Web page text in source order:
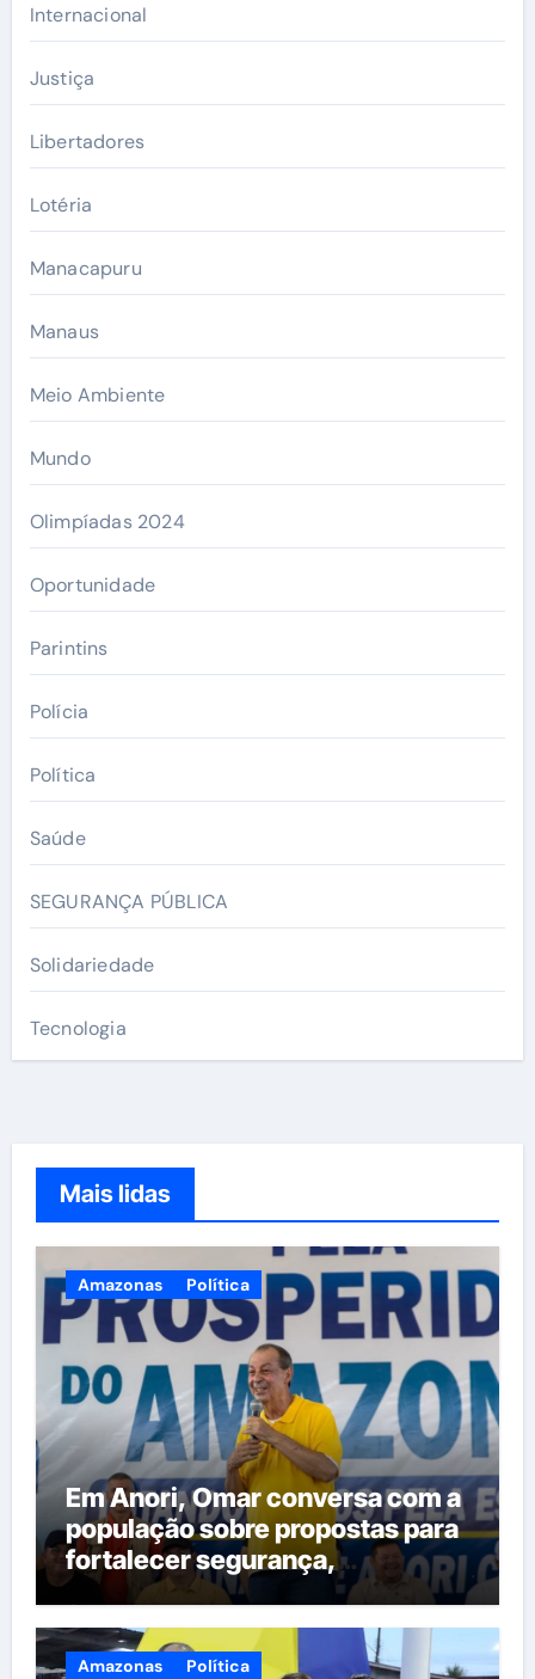
Internacional
Justiça
Libertadores
Lotéria
Manacapuru
Manaus
Meio Ambiente
Mundo
Olimpíadas 2024
Oportunidade
Parintins
Polícia
Política
Saúde
SEGURANÇA PÚBLICA
Solidariedade
Tecnologia
Mais lidas
Amazonas Política
Em Anori, Omar conversa com a
população sobre propostas para
fortalecer segurança,
qualificação profissional e
ampliar serviços públicos
Amazonas Política